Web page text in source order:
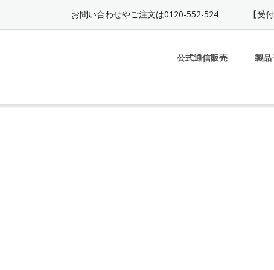
お問い合わせやご注文は0120-552-524 【受
公式通信販売 製品